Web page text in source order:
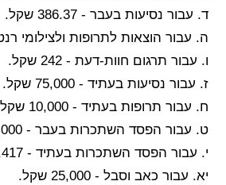
ד. עבור נסיעות בעבר - 386.37 שקל.
ה. עבור הוצאות לתרופות ולצילומי רנטגן
ו. עבור תרגום חוות-דעת - 242 שקל.
ז. עבור נסיעות בעתיד - 75,000 שקל.
ח. עבור תרופות בעתיד - 10,000 שקל.
ט. עבור הפסד השתכרות בעבר - 770,000 שקל.
י. עבור הפסד השתכרות בעתיד - 2,793,417 שקל.
יא. עבור כאב וסבל - 25,000 שקל.